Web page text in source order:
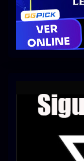
Series 720p
Series 1080p 60 FPS